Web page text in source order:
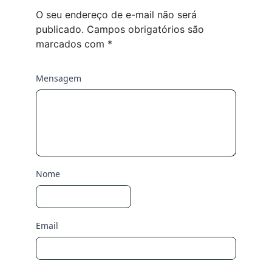
O seu endereço de e-mail não será
publicado. Campos obrigatórios são
marcados com *
Mensagem
Nome
Email